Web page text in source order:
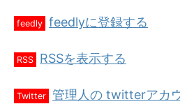
feedly feedlyに登録する
RSS RSSを表示する
Twitter 管理人の twitterアカ